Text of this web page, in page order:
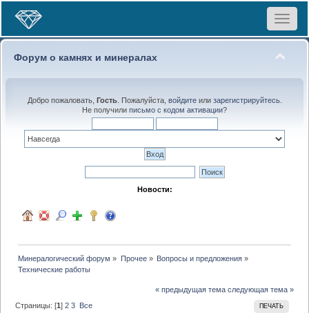
Toggle
Форум о камнях и минералах
Добро пожаловать, Гость. Пожалуйста, войдитеили зарегистрируйтесь.
Не получили письмо с кодом активации?
Новости:
Минералогический форум » Прочее» Вопросы и предложения»
Технические работы
« предыдущая тема следующая тема »
ПЕЧАТЬ
Страницы: [1]2 3 Все